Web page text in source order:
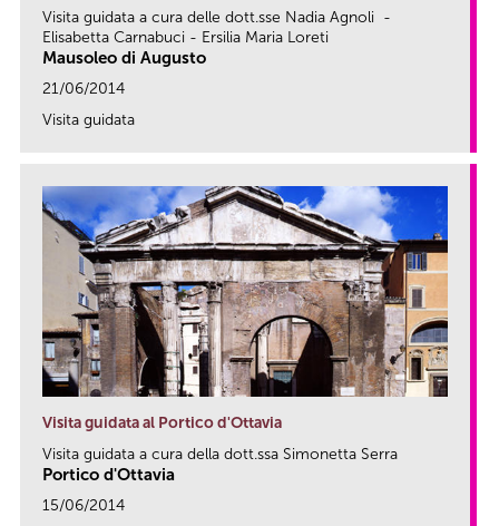
Visita guidata a cura delle dott.sse Nadia Agnoli -
Elisabetta Carnabuci - Ersilia Maria Loreti
Mausoleo di Augusto
21/06/2014
Visita guidata
Visita guidata al Portico d'Ottavia
Visita guidata a cura della dott.ssa Simonetta Serra
Portico d'Ottavia
15/06/2014